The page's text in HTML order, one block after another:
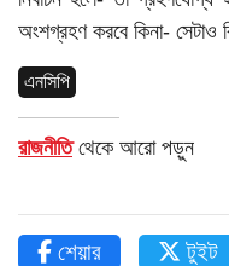
অংশগ্রহণ করবে কিনা- সেটাও
এনসিপি
রাজনীতিথেকে আরো পড়ুন
শেয়ার টুইট